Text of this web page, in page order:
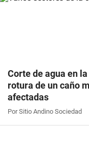
Corte de agua en
rotura de un caño
afectadas
Por Sitio Andino Sociedad